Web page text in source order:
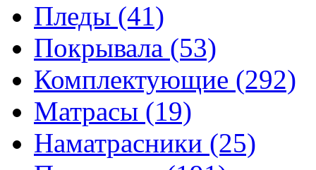
Пледы (41)
Покрывала (53)
Комплектующие (292)
Матрасы (19)
Наматрасники (25)